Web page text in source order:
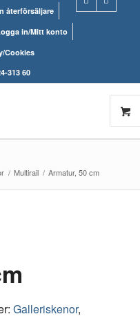
återförsäljare
in/Mitt konto
Cookies
313 60
/ Multirail / Armatur, 50 cm
Galleriskenor,